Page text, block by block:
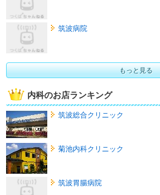
筑波病院
もっと見る
内科のお店ランキング
筑波総合クリニック
菊池内科クリニック
筑波胃腸病院